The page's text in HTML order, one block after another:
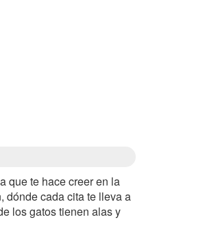
que te hace creer en la
dónde cada cita te lleva a
los gatos tienen alas y